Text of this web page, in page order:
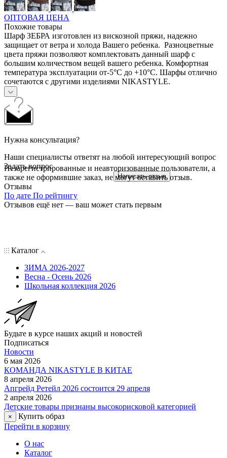
ОПТОВАЯ ЦЕНА
Похожие товары
Шарф ЗЕБРА изготовлен из вискозной пряжи, надежно
защищает от ветра и холода Вашего ребенка. Разноцветные
цвета пряжи позволяют комплектовать данный шарф с
большим количеством вещей вашего ребенка. Комфортная
температура эксплуатации от-5°С до +10°С. Шарфы отлично
сочетаются с другими изделиями NIKASTYLE.
Нужна консультация?
Наши специалисты ответят на любой интересующий вопрос
Задать вопрос
Написать отзыв
Незарегистрированные и неавторизованные пользователи, а
также не оформившие заказ, не могут оставить отзыв.
Отзывы
По дате По рейтингу
Отзывов ещё нет — ваш может стать первым
Каталог
ЗИМА 2026-2027
Весна - Осень 2026
Школьная коллекция 2026
Будьте в курсе наших акций и новостей
Подписаться
Новости
6 мая 2026
КОМАНДА NIKASTYLE В КИТАЕ
8 апреля 2026
Апгрейд Ретейл 2026 состоится 29 апреля
2 апреля 2026
Детские товары признаны высокорисковой категорией
×
Купить образ
Перейти в корзину
О нас
Каталог